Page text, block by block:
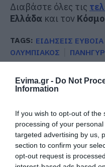
Evima.gr - Do Not
Information
If you wish to opt-out of
processing of your
targeted advertising by us,
section to confirm your
opt-out request is
Διαβάστε όλες τις
Ελλάδα και τον Κόσμο
TAGS: ΕΙΔΗΣΕΙΣ ΕΥΒΟΙΑ
ΟΛΥΜΠΙΑΚΟΣ
Εύβοια: Νέες πινακίδες
σημεία τοποθετήθηκαν
09.08.2026 | 12:20
Ποιοι φοιτητές θα
2.500 ευρώ για τη